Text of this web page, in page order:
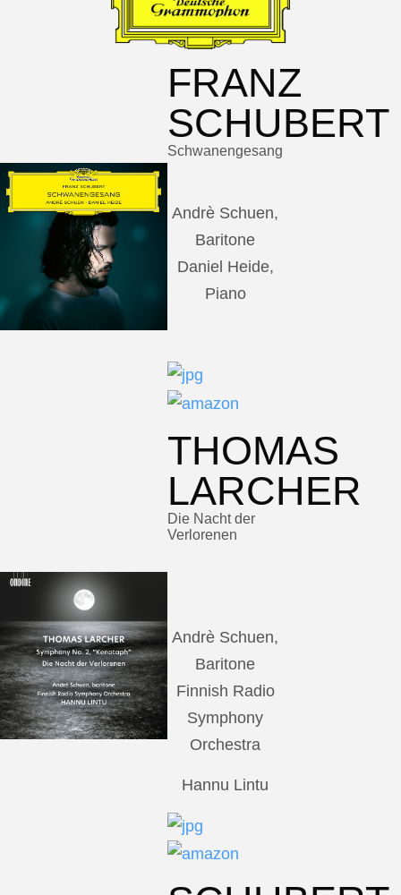
FRANZ
SCHUBERT
Schwanengesang
Andrè Schuen,
Baritone
Daniel Heide,
Piano
THOMAS
LARCHER
Die Nacht der
Verlorenen
Andrè Schuen,
Baritone
Finnish Radio
Symphony
Orchestra
Hannu Lintu